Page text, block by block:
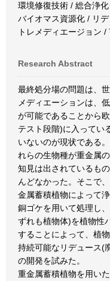
環境修復技術 / 総合浄
バイオマス資源化 / リ
トレメディエージョン /
Research Abstract
最終処分場の問題は、
メディエーションは、
が可能であることから
テスト段階)に入ってい
いないのが現状である
れらの生物種が重金属
知見は出されているも
んどなかった。そこで
金属蓄積植物によって
銅ゴケを用いて処理し
ずれも植物体)を植物性
することによって、植
持続可能なリデュース(
の開発を試みた。
重金属蓄積植物を用い